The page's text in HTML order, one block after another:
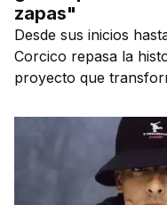
zapas"
Desde sus inicios
Corcico repasa la
proyecto que